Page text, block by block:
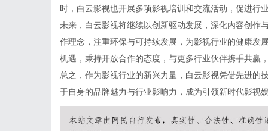
时，白云影视也开展多项影视培训和交流活动，促进行
未来，白云影视将继续以创新驱动发展，深化内容创作
作理念，注重环保与可持续发展，为影视行业的健康发
机遇，秉持开放合作的态度，与更多行业伙伴携手共赢
总之，作为影视行业的新兴力量，白云影视凭借先进的
于自身的品牌魅力与行业影响力，成为引领新时代影视